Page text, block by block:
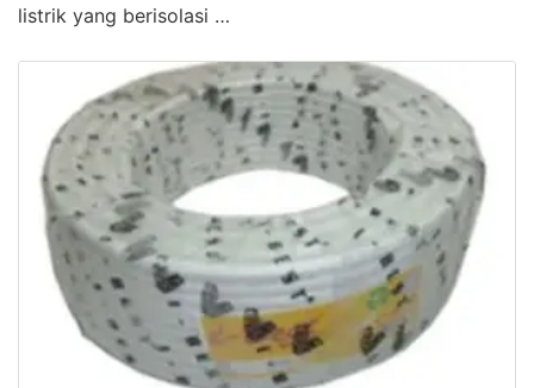
listrik yang berisolasi …